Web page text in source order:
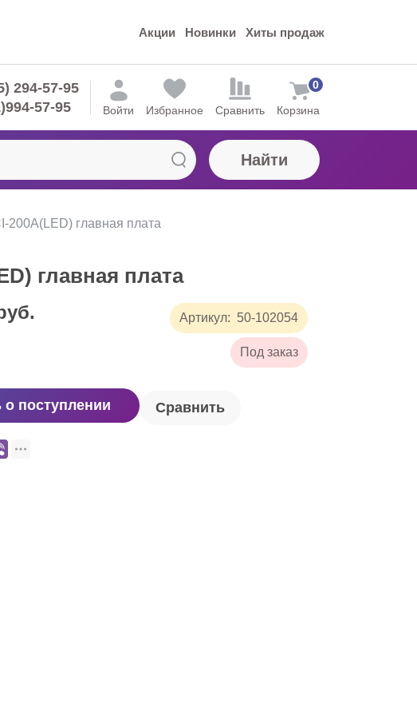
Акции Новинки Хиты продаж
294-57-95
57-95
Войти Избранное Сравнить Корзина
0
Найти
200A(LED) главная плата
главная плата
Артикул: 50-102054
Под заказ
поступлении Сравнить